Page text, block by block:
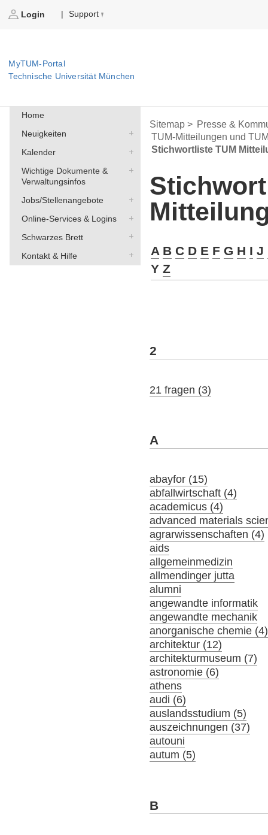
Login | Support
MyTUM-Portal
Technische Universität München
Home
Neuigkeiten
Kalender
Wichtige Dokumente &
Verwaltungsinfos
Jobs/Stellenangebote
Online-Services & Logins
Schwarzes Brett
Kontakt & Hilfe
Sitemap > Presse &
TUM-Mitteilungen und
Stichwortliste TUM
A B C D E F G H I J
Y Z
2
21 fragen (3)
A
abayfor (15)
abfallwirtschaft (4)
academicus (4)
advanced materials
agrarwissenschaften (4)
aids
allgemeinmedizin
allmendinger jutta
alumni
angewandte informatik
angewandte mechanik
anorganische chemie (4)
architektur (12)
architekturmuseum (7)
astronomie (6)
athens
audi (6)
auslandsstudium (5)
auszeichnungen (37)
autouni
autum (5)
B